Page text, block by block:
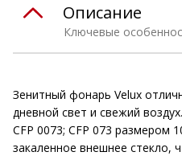
Ключевые
Описание
Зенитный фонарь Velux
дневной свет и свежий
CFP 0073; CFP 073 размером
закаленное внешнее стекло,